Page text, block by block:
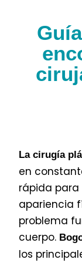
La cirugía
en
rápida para
apariencia
problema
cuerpo.
los